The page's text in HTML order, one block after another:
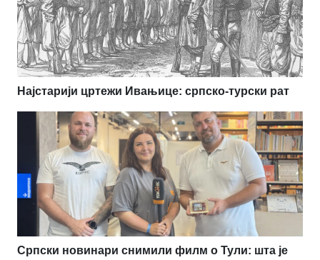
Најстарији цртежи Ивањице: српско-турски рат
Српски новинари снимили филм о Тули: шта је